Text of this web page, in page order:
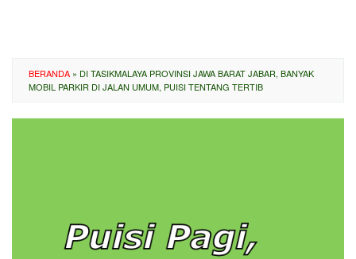
BERANDA » DI TASIKMALAYA PROVINSI JAWA BARAT JABAR, BANYAK
MOBIL PARKIR DI JALAN UMUM, PUISI TENTANG TERTIB